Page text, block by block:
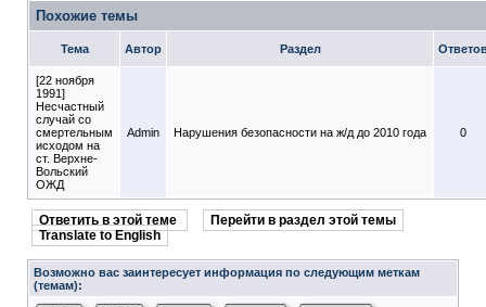
Похожие темы
Тема Автор Раздел
[22 ноября
1991]
Несчастный
случай со
смертельным
исходом на
ст. Верхне-
Вольский
ОЖД
Admin Нарушения безопасности на ж/д до 2010 года 0
Ответить в этой теме
Перейти в раздел этой темы
Translate to English
Возможно вас заинтересует информация по следующим меткам
(темам):